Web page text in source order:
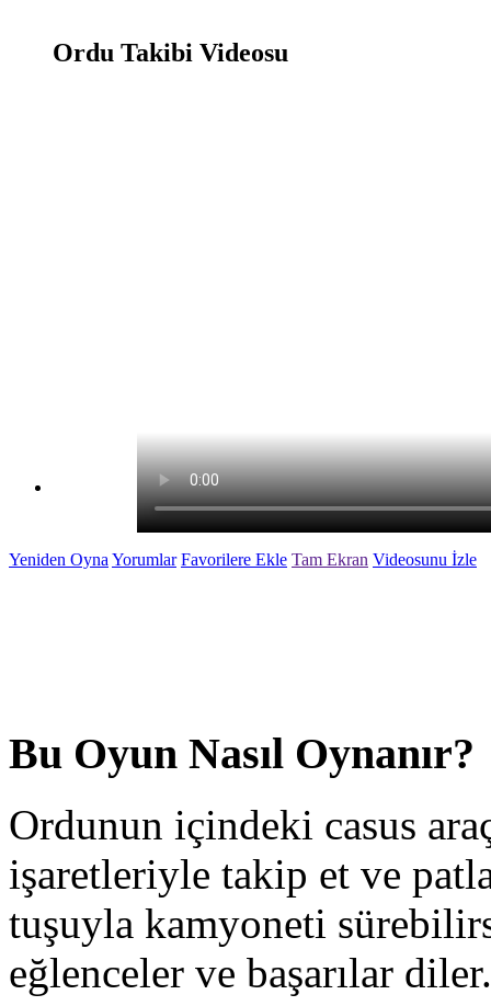
Ordu Takibi Videosu
Ordu Takibi Oyunu
Yeniden Oyna Yorumlar Favorilere Ekle Tam Ekran Videosunu İzle
Bu Oyun Nasıl Oynanır?
Ordunun içindeki casus
işaretleriyle takip et ve
tuşuyla kamyoneti
eğlenceler ve başarılar diler.